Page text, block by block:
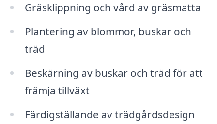
Gräsklippning och vård av gräsmatta
Plantering av blommor, buskar och
träd
Beskärning av buskar och träd för att
främja tillväxt
Färdigställande av trädgårdsdesign